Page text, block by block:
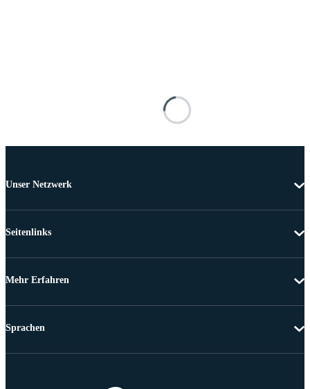
Unser Netzwerk
Seitenlinks
Mehr Erfahren
Sprachen